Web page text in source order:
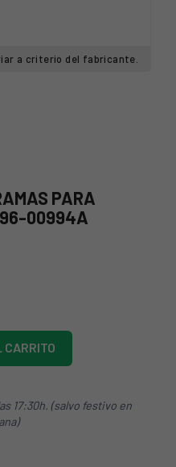
a criterio del fabricante.
PARA
00994A
CARRITO
17:30h. (salvo festivo en